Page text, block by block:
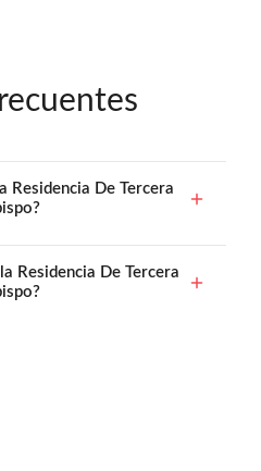
Residencia De Tercera
Residencia De Tercera